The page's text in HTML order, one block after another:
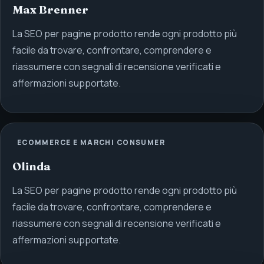
Max Brenner
La SEO per pagine prodotto rende ogni prodotto più
facile da trovare, confrontare, comprendere e
riassumere con segnali di recensione verificati e
affermazioni supportate.
ECOMMERCE E MARCHI CONSUMER
Olinda
La SEO per pagine prodotto rende ogni prodotto più
facile da trovare, confrontare, comprendere e
riassumere con segnali di recensione verificati e
affermazioni supportate.